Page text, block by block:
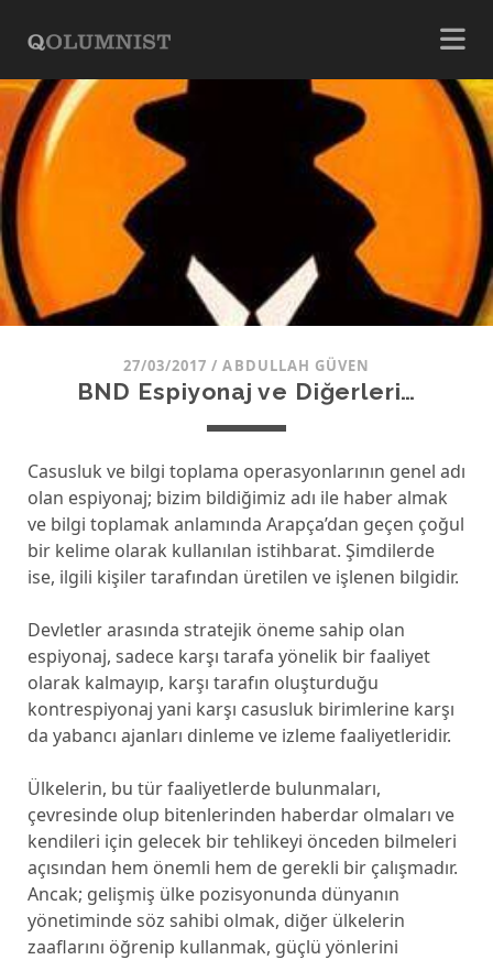
27/03/2017 /ABDULLAH GÜVEN
BND Espiyonaj ve Diğerleri…
Casusluk ve bilgi toplama operasyonlarının genel adı
olan espiyonaj; bizim bildiğimiz adı ile haber almak
ve bilgi toplamak anlamında Arapça’dan geçen çoğul
bir kelime olarak kullanılan istihbarat. Şimdilerde
ise, ilgili kişiler tarafından üretilen ve işlenen bilgidir.
Devletler arasında stratejik öneme sahip olan
espiyonaj, sadece karşı tarafa yönelik bir faaliyet
olarak kalmayıp, karşı tarafın oluşturduğu
kontrespiyonaj yani karşı casusluk birimlerine karşı
da yabancı ajanları dinleme ve izleme faaliyetleridir.
Ülkelerin, bu tür faaliyetlerde bulunmaları,
çevresinde olup bitenlerinden haberdar olmaları ve
kendileri için gelecek bir tehlikeyi önceden bilmeleri
açısından hem önemli hem de gerekli bir çalışmadır.
Ancak; gelişmiş ülke pozisyonunda dünyanın
yönetiminde söz sahibi olmak, diğer ülkelerin
zaaflarını öğrenip kullanmak, güçlü yönlerini